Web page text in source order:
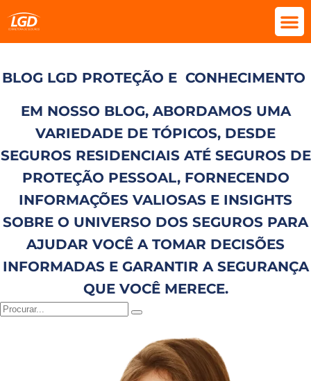
BLOG LGD PROTEÇÃO E CONHECIMENTO
EM NOSSO BLOG, ABORDAMOS UMA
VARIEDADE DE TÓPICOS, DESDE
SEGUROS RESIDENCIAIS ATÉ SEGUROS DE
PROTEÇÃO PESSOAL, FORNECENDO
INFORMAÇÕES VALIOSAS E INSIGHTS
SOBRE O UNIVERSO DOS SEGUROS PARA
AJUDAR VOCÊ A TOMAR DECISÕES
INFORMADAS E GARANTIR A SEGURANÇA
QUE VOCÊ MERECE.